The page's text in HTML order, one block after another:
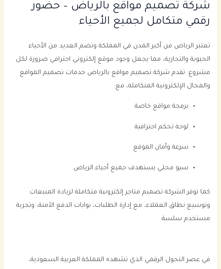
شركة تصميم مواقع بالرياض – حضور
رقمي متكامل لجميع الأحياء
تعتبر الرياض من أكبر المدن في المملكة وتضم العديد من الأحياء
الحيوية والتجارية، مما يجعل وجود موقع إلكتروني احترافي ضرورة لكل
مشروع. تقدم شركة تصميم مواقع بالرياض خدمات تصميم المواقع
والمحال الإلكترونية المتكاملة، مع:
برمجة مواقع خاصة
لوحة تحكم احترافية
سرعة وأمان الموقع
سيو محلي يستهدف جميع أحياء الرياض
كما توفر الشركة تصميم متاجر إلكترونية متكاملة لزيادة المبيعات
وتوسيع نطاق العملاء، مع إدارة الطلبات، بوابات الدفع الآمنة، وتجربة
مستخدم سلسة.
في عصر التحول الرقمي الذي تشهده المملكة العربية السعودية،